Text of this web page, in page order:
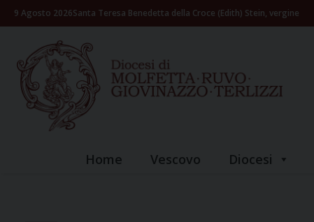
Skip9 Agosto 2026Santa Teresa Benedetta della Croce (Edith) Stein, vergine
Home Vescovo Diocesi